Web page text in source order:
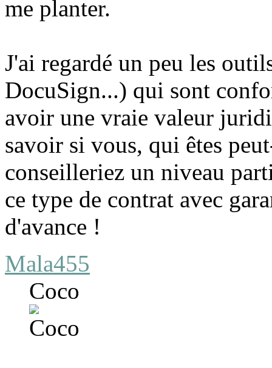
me planter.
J'ai regardé un peu les
DocuSign...) qui sont
avoir une vraie valeur
savoir si vous, qui êtes
conseilleriez un niveau
ce type de contrat avec
d'avance !
Mala455
Coco